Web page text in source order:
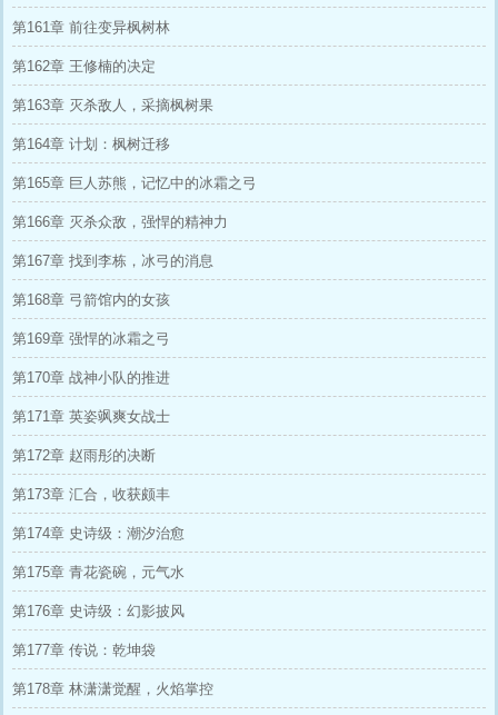
第161章 前往变异枫树林
第162章 王修楠的决定
第163章 灭杀敌人，采摘枫树果
第164章 计划：枫树迁移
第165章 巨人苏熊，记忆中的冰霜之弓
第166章 灭杀众敌，强悍的精神力
第167章 找到李栋，冰弓的消息
第168章 弓箭馆内的女孩
第169章 强悍的冰霜之弓
第170章 战神小队的推进
第171章 英姿飒爽女战士
第172章 赵雨彤的决断
第173章 汇合，收获颇丰
第174章 史诗级：潮汐治愈
第175章 青花瓷碗，元气水
第176章 史诗级：幻影披风
第177章 传说：乾坤袋
第178章 林潇潇觉醒，火焰掌控